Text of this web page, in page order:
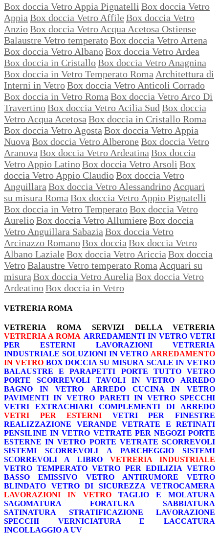
Box doccia Vetro Appia Pignatelli Box doccia Vetro
Appia Box doccia Vetro Affile Box doccia Vetro
AnzioBox doccia Vetro Acqua Acetosa Ostiense
Balaustre Vetro temperatoBox doccia Vetro Artena
Box doccia Vetro AlbanoBox doccia Vetro Ardea
Box doccia in CristalloBox doccia Vetro Anagnina
Box doccia in Vetro Temperato Roma Architettura di
Interni in VetroBox doccia Vetro Anticoli Corrado
Box doccia in Vetro Roma Box doccia Vetro Arco Di
TravertinoBox doccia Vetro Acilia Sud Box doccia
Vetro Acqua Acetosa Box doccia in Cristallo Roma
Box doccia Vetro Agosta Box doccia Vetro Appia
Nuova Box doccia Vetro Alberone Box doccia Vetro
Aranova Box doccia Vetro Ardeatina Box doccia
Vetro Appio LatinoBox doccia Vetro Arsoli Box
doccia Vetro Appio ClaudioBox doccia Vetro
Anguillara Box doccia Vetro Alessandrino Acquari
su misura Roma Box doccia Vetro Appio Pignatelli
Box doccia in Vetro TemperatoBox doccia Vetro
AurelioBox doccia Vetro Allumiere Box doccia
Vetro Anguillara Sabazia Box doccia Vetro
Arcinazzo RomanoBox doccia Box doccia Vetro
Albano Laziale Box doccia Vetro Ariccia Box doccia
VetroBalaustre Vetro temperato Roma Acquari su
misura Box doccia Vetro Aurelia Box doccia Vetro
ArdeatinoBox doccia in Vetro
VETRERIA ROMA
VETRERIA ROMA
SERVIZI DELLA VETRERIA
VETRERIA A ROMA ARREDAMENTI IN VETRO VETRI
PER ESTERNI
LAVORAZIONI
VETRERIA
INDUSTRIALE SOLUZIONI IN VETRO ARREDAMENTO
IN VETRO BOX DOCCIA SU MISURA SCALE IN VETRO
BALAUSTRE E PARAPETTI
PORTE TUTTO VETRO
PORTE SCORREVOLI
TAVOLI IN VETRO
ARREDO
BAGNO IN VETRO
ARREDO CUCINA IN VETRO
PAVIMENTI IN VETRO PARETI IN VETRO SPECCHI
VETRI EXTRACHIARI
COMPLEMENTI DI ARREDO
VETRI PER ESTERNI
VETRI PER FINESTRE
REALIZZAZIONE VERANDE
VETRATE E RETINATI
PENSILINE IN VETRO VETRATE PER NEGOZI PORTE
ESTERNE IN VETRO PORTE VETRATE SCORREVOLI
SISTEMI SCORREVOLI A PARCHEGGIO
SISTEMI
SCORREVOLI A LIBRO
VETRERIA INDUSTRIALE
VETRO TEMPERATO VETRO PER EDILIZIA VETRO
BASSO EMISSIVO
VETRO ANTIRUMORE
VETRO
BLINDATO
VETRO DI SICUREZZA
VETROCAMERA
LAVORAZIONI IN VETRO
TAGLIO E MOLATURA
SAGOMATURA
FORATURA
SABBIATURA
SATINATURA
STRATIFICAZIONE
LAVORAZIONE
SPECCHI
VERNICIATURA E LACCATURA
INCOLLAGGIO A UV